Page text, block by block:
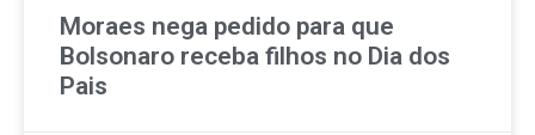
Moraes nega pedido para que
Bolsonaro receba filhos no Dia dos
Pais